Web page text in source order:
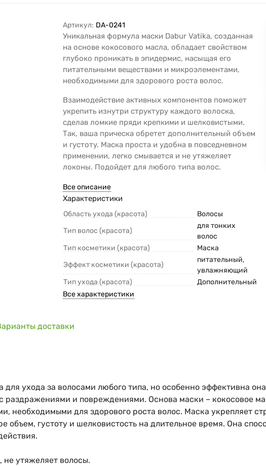
Артикул: DA-0241
Уникальная формула маски Dabur Vatika, созданная
на основе кокосового масла, обладает свойством
глубоко проникать в эпидермис, насыщая его
питательными веществами и микроэлементами,
необходимыми для здорового роста волос.
Взаимодействие активных компонентов поможет
укрепить изнутри структуру каждого волоска,
сделав ломкие пряди крепкими и шелковистыми.
Так, ваша прическа обретет дополнительный объем
и густоту. Маска проста и удобна в повседневном
применении, легко смывается и не утяжеляет
локоны. Подойдет для любого типа волос.
Все описание
Характеристики
Область ухода (красота)
Волосы
Тип волос (красота)
для тонких
волос
Тип косметики (красота)
Маска
Эффект косметики (красота)
питательный,
увлажняющий
Тип ухода (красота)
Дополнительный
Все характеристики
доставки
ухода за волосами любого типа, но особенно эффективна
раздражениями и повреждениями. Основа маски – кокосовое
необходимыми для здорового роста волос. Маска укрепляет
объем, густоту и шелковистость на длительное время. Она
утяжеляет волосы.